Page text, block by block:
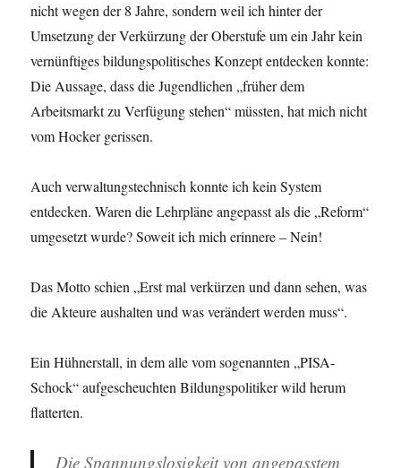
nicht wegen der 8 Jahre, sondern weil ich hinter der
Umsetzung der Verkürzung der Oberstufe um ein Jahr kein
vernünftiges bildungspolitisches Konzept entdecken konnte:
Die Aussage, dass die Jugendlichen „früher dem
Arbeitsmarkt zu Verfügung stehen“ müssten, hat mich nicht
vom Hocker gerissen.
Auch verwaltungstechnisch konnte ich kein System
entdecken. Waren die Lehrpläne angepasst als die „Reform“
umgesetzt wurde? Soweit ich mich erinnere – Nein!
Das Motto schien „Erst mal verkürzen und dann sehen, was
die Akteure aushalten und was verändert werden muss“.
Ein Hühnerstall, in dem alle vom sogenannten „PISA-
Schock“ aufgescheuchten Bildungspolitiker wild herum
flatterten.
Die Spannungslosigkeit von angepasstem